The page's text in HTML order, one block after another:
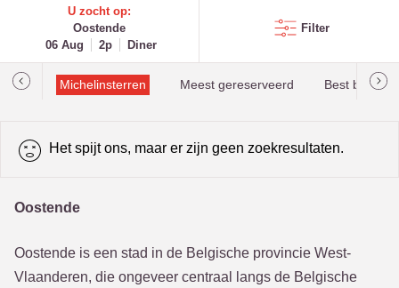
U zocht op:
Oostende
06 Aug
2p Diner
Filter
Michelinsterren Meest gereserveerd Best
Het spijt ons, maar er zijn geen zoekresultaten.
Oostende
Oostende is een stad in de Belgische provincie West-
Vlaanderen, die ongeveer centraal langs de Belgische